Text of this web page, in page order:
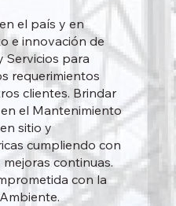
el país y en
e innovación de
Servicios para
requerimientos
clientes. Brindar
el Mantenimiento
sitio y
cumpliendo con
continuas.
con la